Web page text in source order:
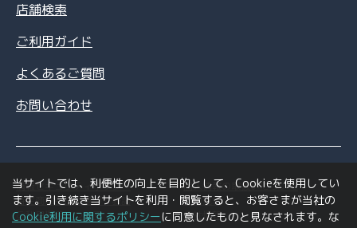
店舗検索
ご利用ガイド
よくあるご質問
お問い合わせ
情報セキュリティポリシー
個人情報の取扱いについて
特定商取引法に基づく表記
利用規約
ご利用環境について
会社情報
当サイトでは、利便性の向上を目的として、Cookieを使用してい
ます。引き続き当サイトを利用・閲覧すると、お客さまが当社の
Cookie利用に関するポリシーに同意したものと見なされます。な